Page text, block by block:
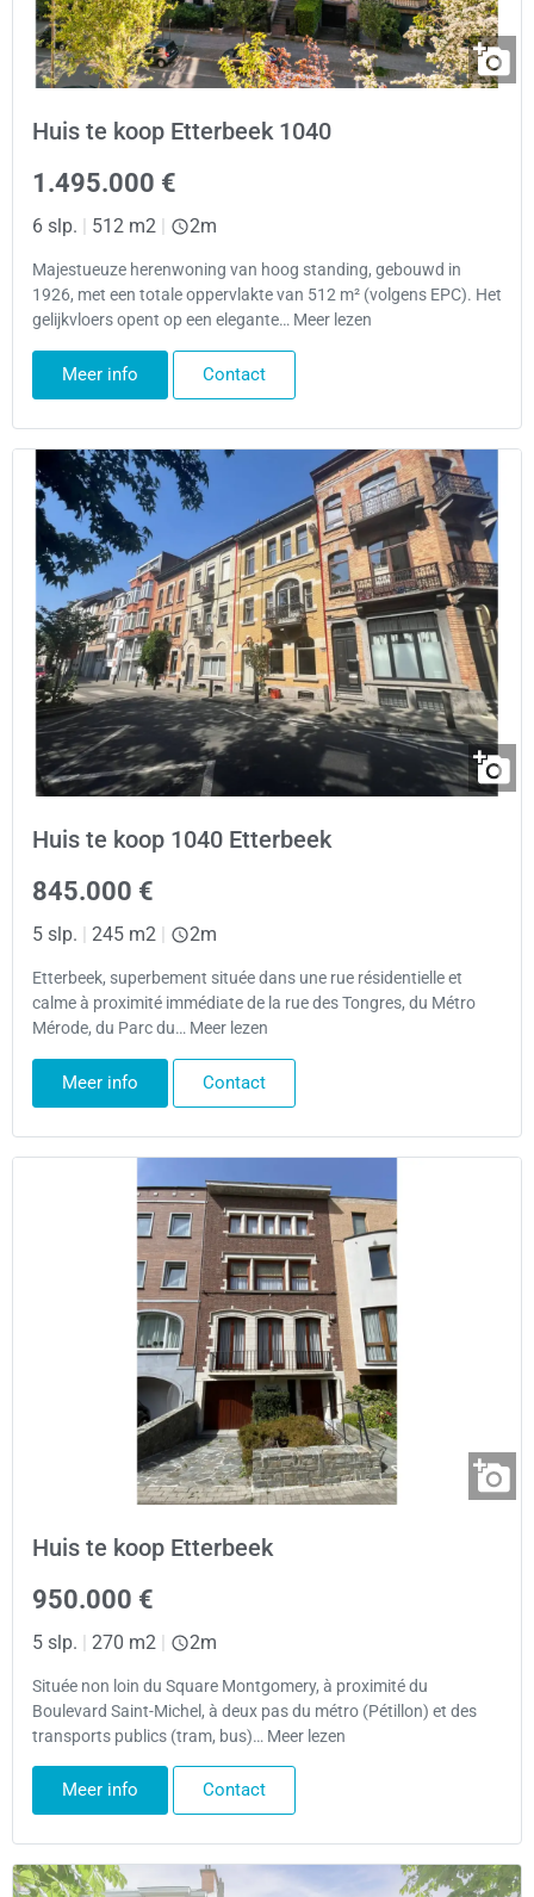
Huis te koop Etterbeek 1040
1.495.000 €
6 slp. | 512 m2 | 2m
Majestueuze herenwoning van hoog standing, gebouwd in
1926, met een totale oppervlakte van 512 m² (volgens EPC). Het
gelijkvloers opent op een elegante… Meer lezen
Meer info Contact
Huis te koop 1040 Etterbeek
845.000 €
5 slp. | 245 m2 | 2m
Etterbeek, superbement située dans une rue résidentielle et
calme à proximité immédiate de la rue des Tongres, du Métro
Mérode, du Parc du… Meer lezen
Meer info Contact
Huis te koop Etterbeek
950.000 €
5 slp. | 270 m2 | 2m
Située non loin du Square Montgomery, à proximité du
Boulevard Saint-Michel, à deux pas du métro (Pétillon) et des
transports publics (tram, bus)… Meer lezen
Meer info Contact